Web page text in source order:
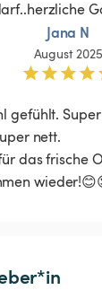
Jana N
August 2025
gefühlt.
nett.
das frische